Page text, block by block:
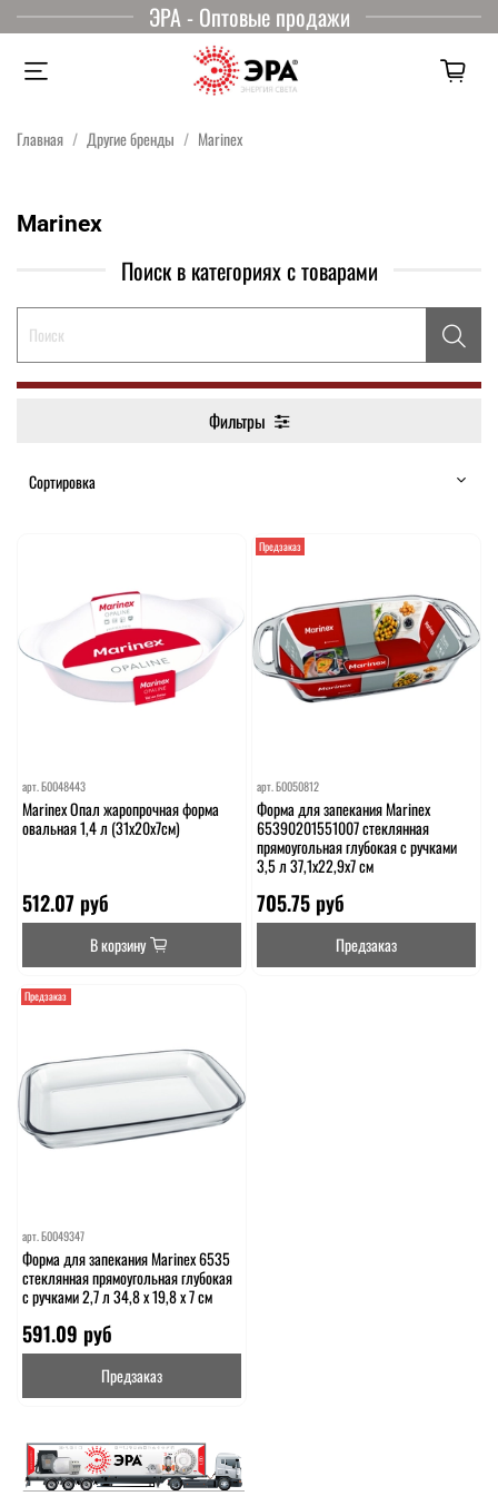
ЭРА - Оптовые продажи
Главная Другие бренды Marinex
Marinex
Поиск в категориях с товарами
Фильтры
арт.Б0048443
Marinex Опал жаропрочная форма
овальная 1,4 л (31х20х7см)
512.07 руб
В корзину
Предзаказ
арт. Б0050812
Форма для запекания Marinex
65390201551007 стеклянная
прямоугольная глубокая с ручками
3,5 л 37,1х22,9х7 см
705.75 руб
Предзаказ
Предзаказ
арт.Б0049347
Форма для запекания Marinex 6535
стеклянная прямоугольная глубокая
с ручками 2,7 л 34,8 х 19,8 х 7 см
591.09 руб
Предзаказ